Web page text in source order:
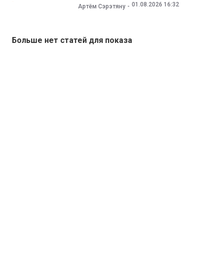
Артём Сэрэтяну 01.08.2026 16:32
Больше нет статей для показа